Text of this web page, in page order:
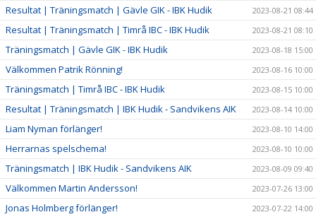
Resultat | Träningsmatch | Gävle GIK - IBK Hudik 2023-08-21 08:44
Resultat | Träningsmatch | Timrå IBC - IBK Hudik 2023-08-21 08:10
Träningsmatch | Gävle GIK - IBK Hudik 2023-08-18 15:00
Välkommen Patrik Rönning! 2023-08-16 10:00
Träningsmatch | Timrå IBC - IBK Hudik 2023-08-15 10:00
Resultat | Träningsmatch | IBK Hudik - Sandvikens AIK 2023-08-14 10:00
Liam Nyman förlänger! 2023-08-10 14:00
Herrarnas spelschema! 2023-08-10 10:00
Träningsmatch | IBK Hudik - Sandvikens AIK 2023-08-09 09:40
Välkommen Martin Andersson! 2023-07-26 13:00
Jonas Holmberg förlänger! 2023-07-22 14:00